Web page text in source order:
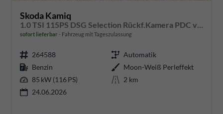
Skoda Kamiq
sofort lieferbar Fahrzeug mit Tageszulassung
264588
Automatik
Benzin
Moon-Weiß Perleffekt
85 kW (116 PS)
2 km
24.06.2026